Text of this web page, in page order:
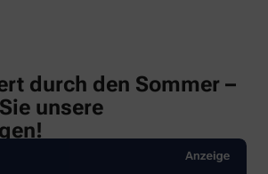
durch den Sommer –
unsere